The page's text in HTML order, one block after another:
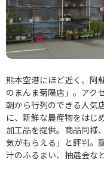
熊本空港にほど近く、阿
のまんま菊陽店」。アク
朝から行列のできる人気
に、新鮮な農産物をはじ
加工品を提供。商品同様
気がもらえる」と評判。
汁のふるまい、抽選会な